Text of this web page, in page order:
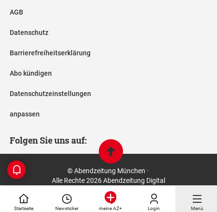
Startseite Newsticker meine AZ+ Login Menü
AGB
Datenschutz
Barrierefreiheitserklärung
Abo kündigen
Datenschutzeinstellungen
anpassen
Folgen Sie uns auf:
© Abendzeitung München ·
Alle Rechte 2026 Abendzeitung Digital